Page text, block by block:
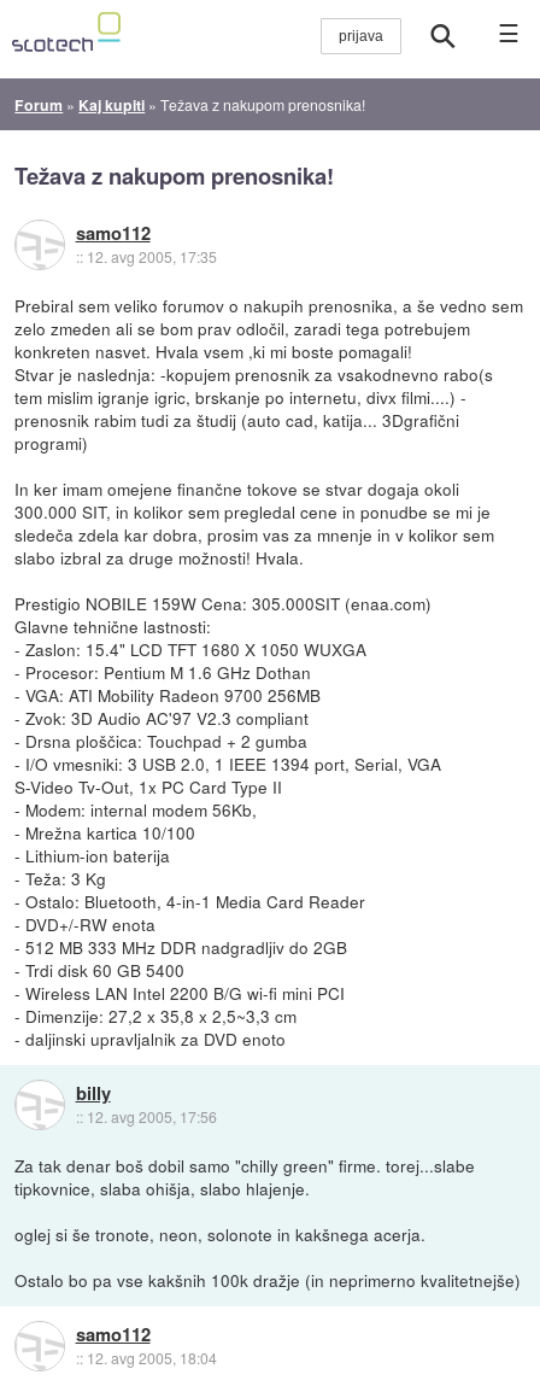
☰
Forum » Kaj kupiti »Težava z nakupom prenosnika!
Težava z nakupom prenosnika!
samo112
:: 12. avg 2005, 17:35
Prebiral sem veliko forumov o nakupih prenosnika, a še vedno sem
zelo zmeden ali se bom prav odločil, zaradi tega potrebujem
konkreten nasvet. Hvala vsem ,ki mi boste pomagali!
Stvar je naslednja: -kopujem prenosnik za vsakodnevno rabo(s
tem mislim igranje igric, brskanje po internetu, divx filmi....) -
prenosnik rabim tudi za študij (auto cad, katija... 3Dgrafični
programi)
In ker imam omejene finančne tokove se stvar dogaja okoli
300.000 SIT, in kolikor sem pregledal cene in ponudbe se mi je
sledeča zdela kar dobra, prosim vas za mnenje in v kolikor sem
slabo izbral za druge možnosti! Hvala.
Prestigio NOBILE 159W Cena: 305.000SIT (enaa.com)
Glavne tehnične lastnosti:
- Zaslon: 15.4" LCD TFT 1680 X 1050 WUXGA
- Procesor: Pentium M 1.6 GHz Dothan
- VGA: ATI Mobility Radeon 9700 256MB
- Zvok: 3D Audio AC'97 V2.3 compliant
- Drsna ploščica: Touchpad + 2 gumba
- I/O vmesniki: 3 USB 2.0, 1 IEEE 1394 port, Serial, VGA
S-Video Tv-Out, 1x PC Card Type II
- Modem: internal modem 56Kb,
- Mrežna kartica 10/100
- Lithium-ion baterija
- Teža: 3 Kg
- Ostalo: Bluetooth, 4-in-1 Media Card Reader
- DVD+/-RW enota
- 512 MB 333 MHz DDR nadgradljiv do 2GB
- Trdi disk 60 GB 5400
- Wireless LAN Intel 2200 B/G wi-fi mini PCI
- Dimenzije: 27,2 x 35,8 x 2,5~3,3 cm
- daljinski upravljalnik za DVD enoto
billy
:: 12. avg 2005, 17:56
Za tak denar boš dobil samo "chilly green" firme. torej...slabe
tipkovnice, slaba ohišja, slabo hlajenje.
oglej si še tronote, neon, solonote in kakšnega acerja.
Ostalo bo pa vse kakšnih 100k dražje (in neprimerno kvalitetnejše)
samo112
:: 12. avg 2005, 18:04